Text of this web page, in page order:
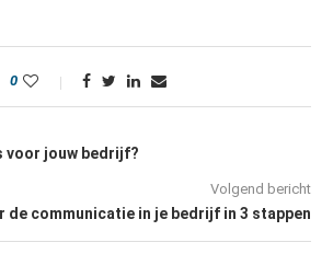
0
voor jouw bedrijf?
Volgend bericht
de communicatie in je bedrijf in 3 stappen